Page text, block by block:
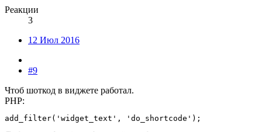
Реакции
3
12 Июл 2016
#9
Чтоб шоткод в виджете работал.
PHP:
add_filter('widget_text', 'do_shortcode');